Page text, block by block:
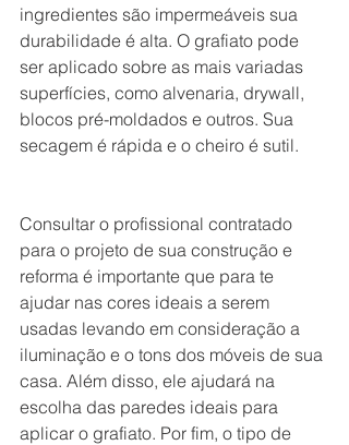
ingredientes são impermeáveis sua
durabilidade é alta. O grafiato pode
ser aplicado sobre as mais variadas
superfícies, como alvenaria, drywall,
blocos pré-moldados e outros. Sua
secagem é rápida e o cheiro é sutil.
Consultar o profissional contratado
para o projeto de sua construção e
reforma é importante que para te
ajudar nas cores ideais a serem
usadas levando em consideração a
iluminação e o tons dos móveis de sua
casa. Além disso, ele ajudará na
escolha das paredes ideais para
aplicar o grafiato. Por fim, o tipo de